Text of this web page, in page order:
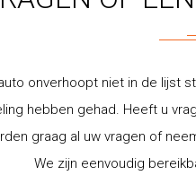
onverhoopt niet in de lijst
hebben gehad. Heeft u
graag al uw vragen of
We zijn eenvoudig